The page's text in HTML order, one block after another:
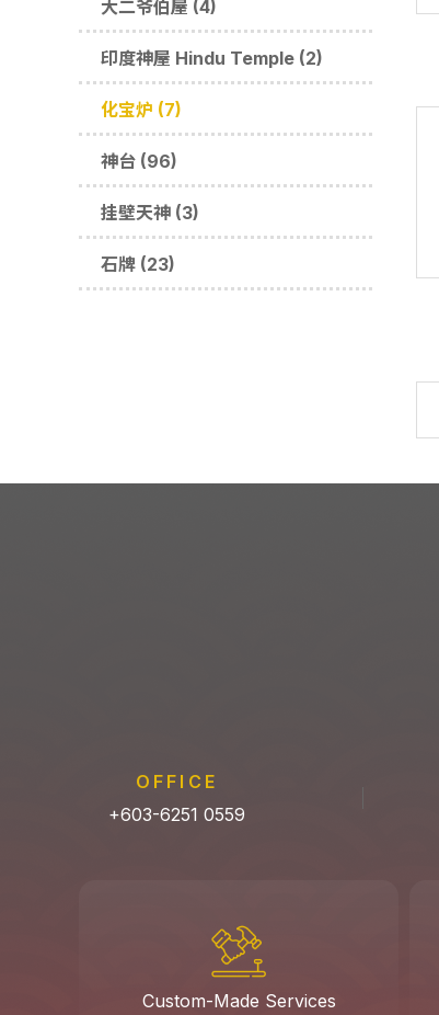
大二爷伯屋 (4)
印度神屋 Hindu Temple (2)
化宝炉 (7)
神台 (96)
挂壁天神 (3)
石牌 (23)
OFFICE
+603-6251 0559
Custom-Made Services